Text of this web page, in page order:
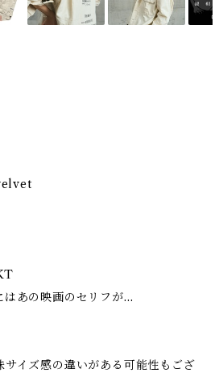
はあの映画のセリフが…
イズ感の違いがある可能性もござ